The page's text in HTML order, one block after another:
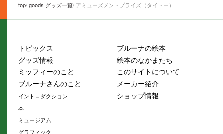
top goods グッズ一覧 アミューズメントプライズ（タイトー）
トピックス
グッズ情報
ミッフィーのこと
ブルーナさんのこと
イントロダクション
本
ミュージアム
グラフィック
ブルーナの絵本
絵本のなかまたち
このサイトについて
メーカー紹介
ショップ情報